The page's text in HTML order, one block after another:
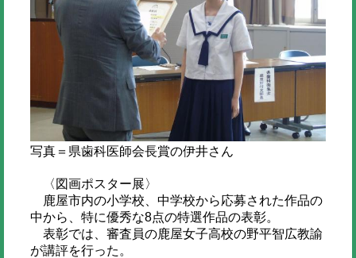
写真＝県歯科医師会長賞の伊井さん
〈図画ポスター展〉
鹿屋市内の小学校、中学校から応募された作品の
中から、特に優秀な8点の特選作品の表彰。
表彰では、審査員の鹿屋女子高校の野平智広教諭
が講評を行った。